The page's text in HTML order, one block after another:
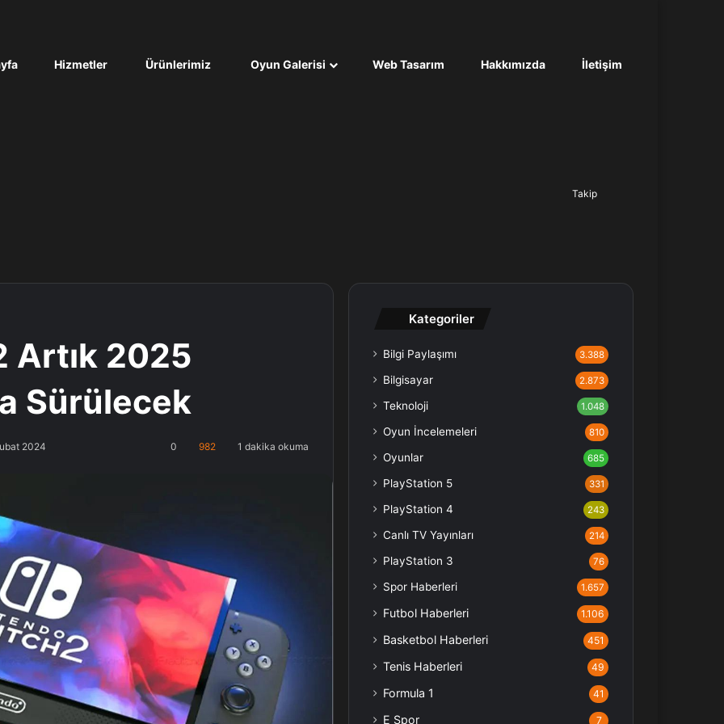
Hizmetler Ürünlerimiz Oyun Galerisi Web Tasarım Hakkımızda İletişim
Takip
Artık 2025
Sürülecek
2024 0 982 1 dakika okuma
Kategoriler
Bilgi Paylaşımı 3.388
Bilgisayar 2.873
Teknoloji 1.048
Oyun İncelemeleri 810
Oyunlar 685
PlayStation 5 331
PlayStation 4 243
Canlı TV Yayınları 214
PlayStation 3 76
Spor Haberleri 1.657
Futbol Haberleri 1.106
Basketbol Haberleri 451
Tenis Haberleri 49
Formula 1 41
E Spor 7